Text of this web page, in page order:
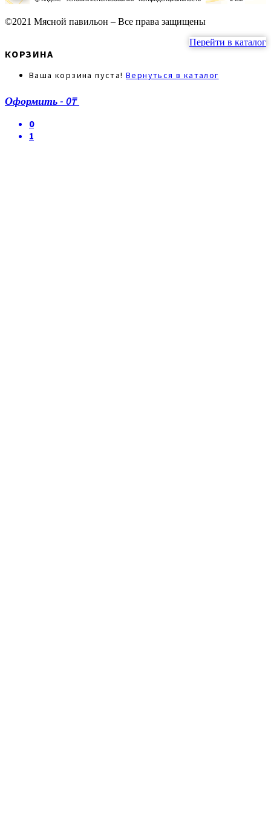
©2021 Мясной павильон – Все права защищены
Перейти в каталог
КОРЗИНА
Ваша корзина пуста! Вернуться в каталог
Оформить- 0₸
0
1